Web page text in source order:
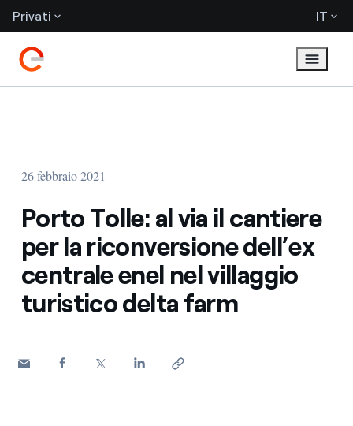
Privati IT
26 febbraio 2021
Porto Tolle: al via il cantiere
per la riconversione dell’ex
centrale enel nel villaggio
turistico delta farm